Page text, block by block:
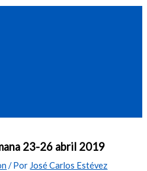
23-26 abril 2019
/ Por José Carlos Estévez